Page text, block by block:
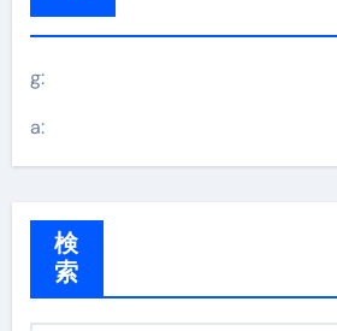
g:
a:
検
索